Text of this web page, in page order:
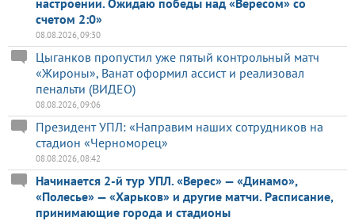
счетом 2:0»
08.08.2026, 09:30
Цыганков пропустил уже пятый контрольный матч
«Жироны», Ванат оформил ассист и реализовал
пенальти (ВИДЕО)
08.08.2026, 09:06
Президент УПЛ: «Направим наших сотрудников на
стадион «Черноморец»
08.08.2026, 08:42
Начинается 2-й тур УПЛ. «Верес» — «Динамо»,
«Полесье» — «Харьков» и другие матчи. Расписание,
принимающие города и стадионы